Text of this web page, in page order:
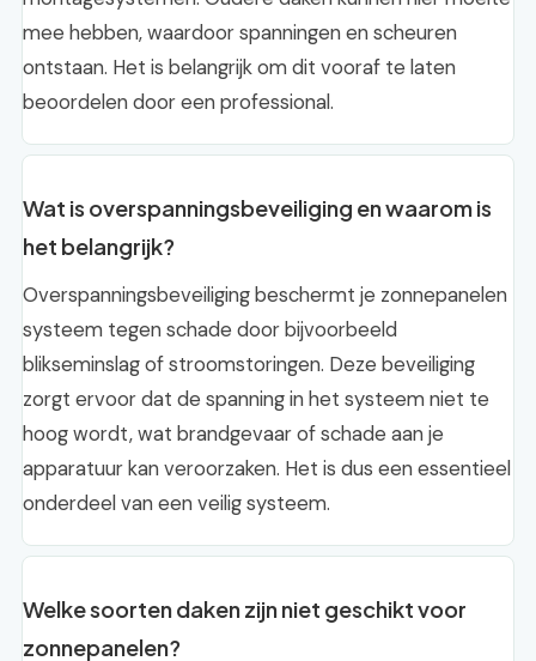
mee hebben, waardoor spanningen en scheuren
ontstaan. Het is belangrijk om dit vooraf te laten
beoordelen door een professional.
Wat is overspanningsbeveiliging en waarom is
het belangrijk?
Overspanningsbeveiliging beschermt je zonnepanelen
systeem tegen schade door bijvoorbeeld
blikseminslag of stroomstoringen. Deze beveiliging
zorgt ervoor dat de spanning in het systeem niet te
hoog wordt, wat brandgevaar of schade aan je
apparatuur kan veroorzaken. Het is dus een essentieel
onderdeel van een veilig systeem.
Welke soorten daken zijn niet geschikt voor
zonnepanelen?